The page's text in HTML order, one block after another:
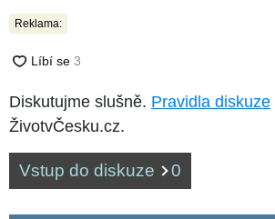
Reklama:
Diskutujme slušně. Pravidla diskuze
ŽivotvČesku.cz.
Vstup do diskuze 0